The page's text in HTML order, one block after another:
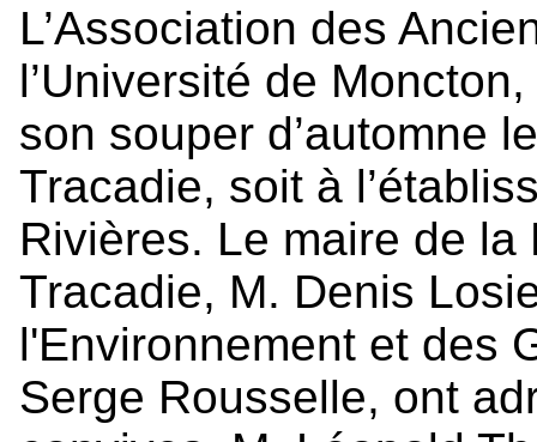
L’Association des
l’Université de
son souper d’automne
Tracadie, soit à
Rivières. Le maire de
Tracadie, M. Denis
l'Environnement et des
Serge Rousselle, ont